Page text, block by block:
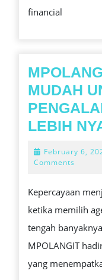
financial
MUDAH
LEBIH
February 6,
Comments
Kepercayaan
ketika memilih
tengah
MPOLANGIT
yang